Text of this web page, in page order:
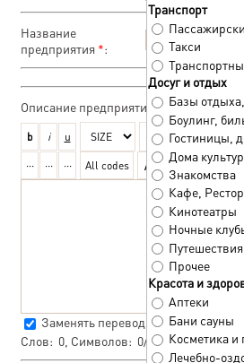
Транспорт
Такси
Досуг и отдых
Базы
Боулинг,
Гостиницы,
Дома
Знакомства
Кафе,
Кинотеатры
Ночные
Прочее
Красота и
Аптеки
Бани сауны
Косметика
Лечебно-
Название
предприятия *:
Описание предприятия*:
Заменять переводы строк тегом
Слов: 0 , Символов: 0/0